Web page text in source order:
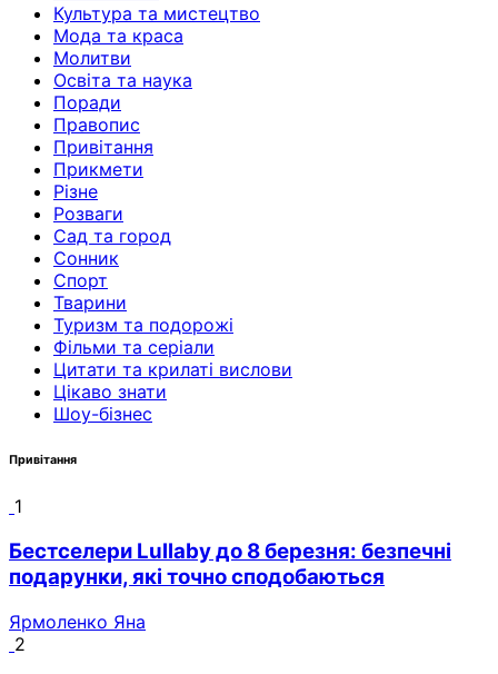
Культура та мистецтво
Мода та краса
Молитви
Освіта та наука
Поради
Правопис
Привітання
Прикмети
Різне
Розваги
Сад та город
Сонник
Спорт
Тварини
Туризм та подорожі
Фільми та серіали
Цитати та крилаті вислови
Цікаво знати
Шоу-бізнес
Привітання
1
Бестселери Lullaby до 8 березня: безпечні
подарунки, які точно сподобаються
Ярмоленко Яна
2